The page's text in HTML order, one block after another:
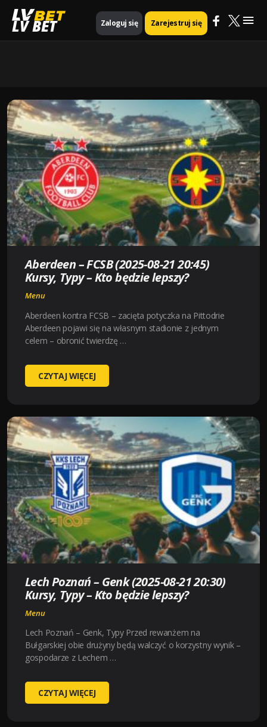
LV BET Zaloguj się Zarejestruj się
Aberdeen – FCSB (2025-08-21 20:45)
Kursy, Typy – Kto będzie lepszy?
Menu
Aberdeen kontra FCSB – zacięta potyczka na Pittodrie
Aberdeen pojawi się na własnym stadionie z jednym
celem – obronić twierdzę …
ABERDEEN
–
(2025-
08-
20:45)
KURSY,
TYPY
–
KTO
BĘDZIE
LEPSZY?
CZYTAJ WIĘCEJ
Lech Poznań – Genk (2025-08-21 20:30)
Kursy, Typy – Kto będzie lepszy?
Menu
Lech Poznań – Genk, Typy Przed rewanżem na
Bułgarskiej obie drużyny będą walczyć o korzystny wynik –
gospodarze z Lechem …
LECH
POZNAŃ
CZYTAJ WIĘCEJ